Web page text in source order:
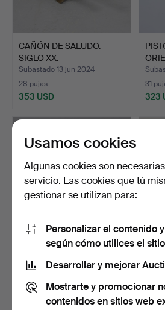
CAÑÓN DE SALUDO.
SIGLO XX.
Subastado 13 jun 2024
28 pujas
353 USD
31
323
DOS PISTOLAS
DECORATIVAS, HIERRO
FUNDIDO, …
Subastado 14 feb 2024
4 pujas
79 USD
8
69
Usamos cookies
Algunas cookies son
servicio. Las cookies que tú
gestionar se utilizan para:
Personalizar el contenido
según cómo utilices el
Desarrollar y mejorar
Mostrarte y promocionar
contenidos en sitios web